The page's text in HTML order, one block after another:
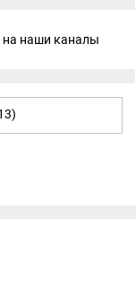
на наши каналы